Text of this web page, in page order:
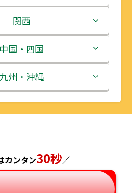
岩手県
宮城県
秋田県
山形県
栃木県
群馬県
埼玉県
千葉県
神奈川県
新潟県
富山県
石川県
福井県
長野県
岐阜県
関西
三重県
滋賀県
京都府
兵庫県
奈良県
中国・四国
鳥取県
島根県
広島県
山口県
九州・沖縄
福岡県
長崎県
熊本県
カンタン30秒／